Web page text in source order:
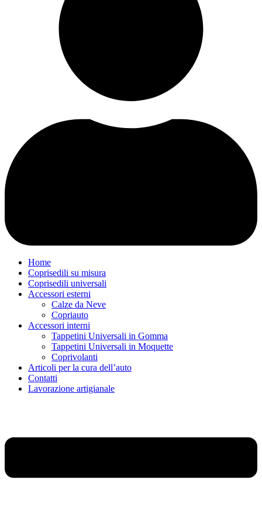
Home
Coprisedili su misura
Coprisedili universali
Accessori esterni
Calze da Neve
Copriauto
Accessori interni
Tappetini Universali in Gomma
Tappetini Universali in Moquette
Coprivolanti
Articoli per la cura dell’auto
Contatti
Lavorazione artigianale